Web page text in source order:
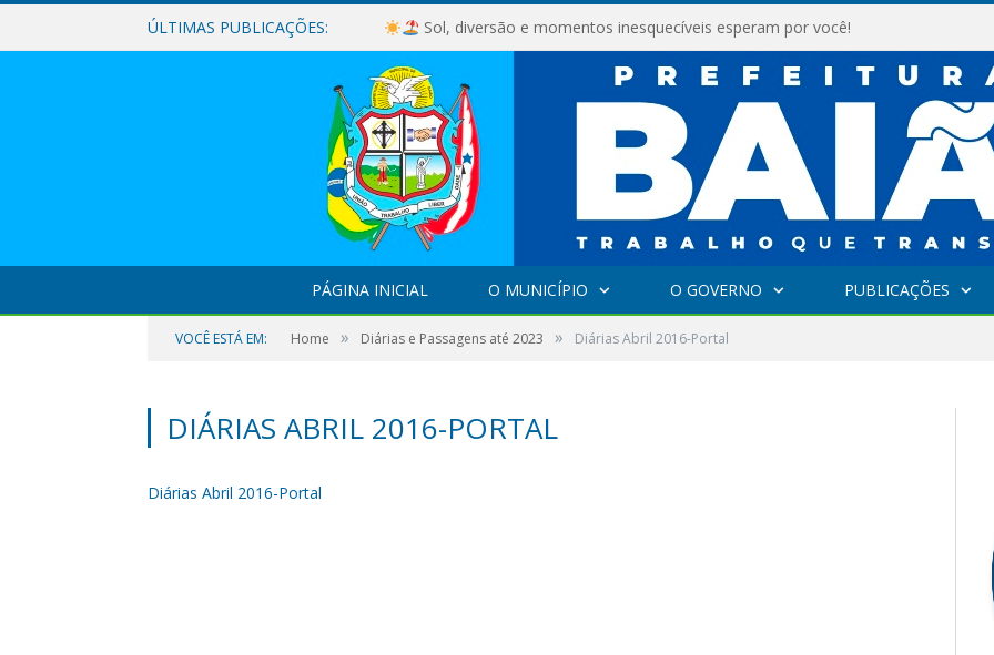
ÚLTIMAS PUBLICAÇÕES: Sol, diversão e momentos inesquecíveis esperam por você!
PÁGINA INICIAL O MUNICÍPIO O GOVERNO PUBLICAÇÕES
VOCÊ ESTÁ EM: Home » Diárias e Passagens até 2023 » Diárias Abril 2016-Portal
DIÁRIAS ABRIL 2016-PORTAL
Diárias Abril 2016-Portal